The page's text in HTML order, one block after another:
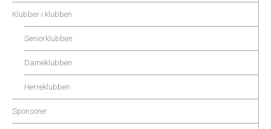
Klubber i klubben
Seniorklubben
Dameklubben
Herreklubben
Sponsorer